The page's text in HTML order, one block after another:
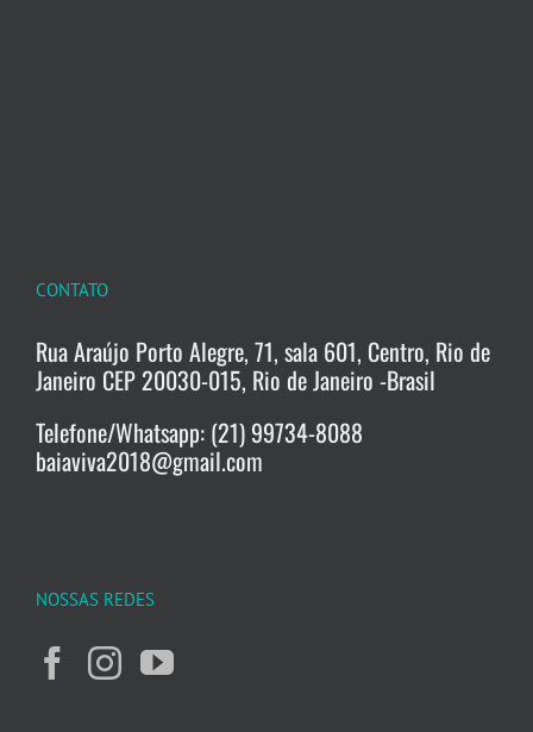
CONTATO
Rua Araújo Porto Alegre, 71, sala 601, Centro, Rio de
Janeiro CEP 20030-015, Rio de Janeiro -Brasil
Telefone/Whatsapp: (21) 99734-8088
baiaviva2018@gmail.com
NOSSAS REDES